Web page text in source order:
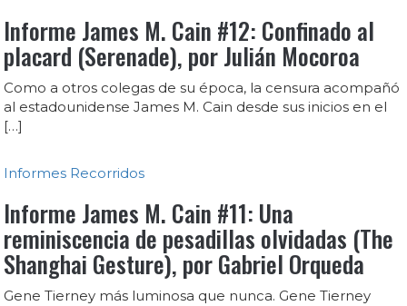
Informe James M. Cain #12: Confinado al
placard (Serenade), por Julián Mocoroa
Como a otros colegas de su época, la censura acompañó
al estadounidense James M. Cain desde sus inicios en el
[…]
Informes Recorridos
Informe James M. Cain #11: Una
reminiscencia de pesadillas olvidadas (The
Shanghai Gesture), por Gabriel Orqueda
Gene Tierney más luminosa que nunca. Gene Tierney